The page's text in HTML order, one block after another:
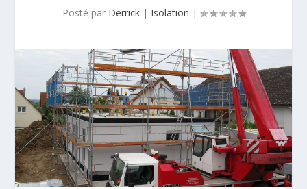
Posté par Derrick| Isolation |